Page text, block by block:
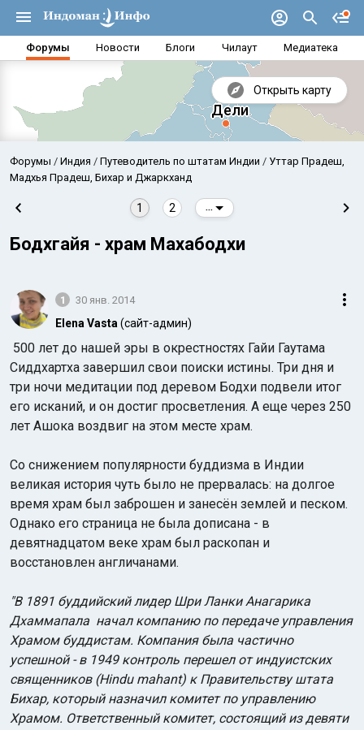
Форумы Новости Блоги Чилаут Медиатека
Открыть карту
Аравийское море
Индийский океан
Форумы Индия Путеводитель по штатам Индии
Уттар Прадеш,
Мадхья Прадеш, Бихар и Джаркханд
1 2
Бодхгайя - храм Махабодхи
1 30 янв. 2014
Elena Vasta (сайт-админ)
500 лет до нашей эры в окрестностях Гайи Гаутама
Сиддхартха завершил свои поиски истины. Три дня и
три ночи медитации под деревом Бодхи подвели итог
его исканий, и он достиг просветления. А еще через 250
лет Ашока воздвиг на этом месте храм.
Со снижением популярности буддизма в Индии
великая история чуть было не прервалась: на долгое
время храм был заброшен и занесён землей и песком.
Однако его страница не была дописана - в
девятнадцатом веке храм был раскопан и
восстановлен англичанами.
"В 1891 буддийский лидер Шри Ланки Анагарика
Дхаммапала начал компанию по передаче управления
Храмом буддистам. Компания была частично
успешной - в 1949 контроль перешел от индуистских
священников (Hindu mahant) к Правительству штата
Бихар, который назначил комитет по управлению
Храмом. Ответственный комитет, состоящий из девяти